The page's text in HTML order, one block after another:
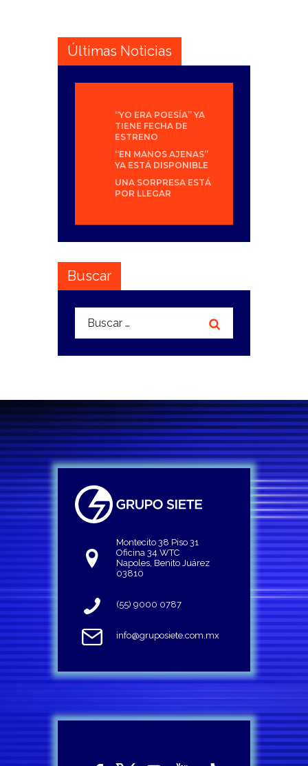
Últimas Noticias
“YO ERA POESÍA” YA
TIENE FECHA DE
ESTRENO
“EN MANOS AJENAS”
YA ESTÁ DISPONIBLE
UNA SORPRESA ESTÁ
POR LLEGAR
Buscar
Buscar:
Montecito 38 Piso 31
Oficina 34 WTC
Napoles, Benito Juárez
03810
(55) 9000 0787
info@gruposiete.com.mx